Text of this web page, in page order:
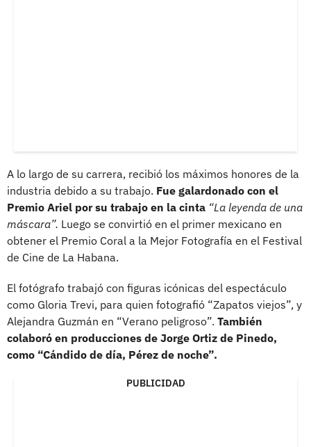
A lo largo de su carrera, recibió los máximos honores de la
industria debido a su trabajo. Fue galardonado con el
Premio Ariel por su trabajo en la cinta “La leyenda de una
máscara”. Luego se convirtió en el primer mexicano en
obtener el Premio Coral a la Mejor Fotografía en el Festival
de Cine de La Habana.
El fotógrafo trabajó con figuras icónicas del espectáculo
como Gloria Trevi, para quien fotografió “Zapatos viejos”, y
Alejandra Guzmán en “Verano peligroso”. También
colaboró en producciones de Jorge Ortiz de Pinedo,
como “Cándido de día, Pérez de noche”.
PUBLICIDAD